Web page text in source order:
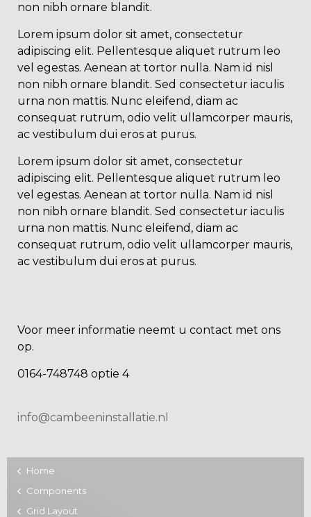
non nibh ornare blandit.
Lorem ipsum dolor sit amet, consectetur
adipiscing elit. Pellentesque aliquet rutrum leo
vel egestas. Aenean at tortor nulla. Nam id nisl
non nibh ornare blandit. Sed consectetur iaculis
urna non mattis. Nunc eleifend, diam ac
consequat rutrum, odio velit ullamcorper mauris,
ac vestibulum dui eros at purus.
Lorem ipsum dolor sit amet, consectetur
adipiscing elit. Pellentesque aliquet rutrum leo
vel egestas. Aenean at tortor nulla. Nam id nisl
non nibh ornare blandit. Sed consectetur iaculis
urna non mattis. Nunc eleifend, diam ac
consequat rutrum, odio velit ullamcorper mauris,
ac vestibulum dui eros at purus.
Voor meer informatie neemt u contact met ons
op.
0164-748748 optie 4
info@cambeeninstallatie.nl
Home
Components
Grid Layout